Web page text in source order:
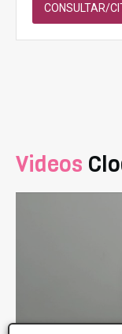
CONSULTAR/
Videos